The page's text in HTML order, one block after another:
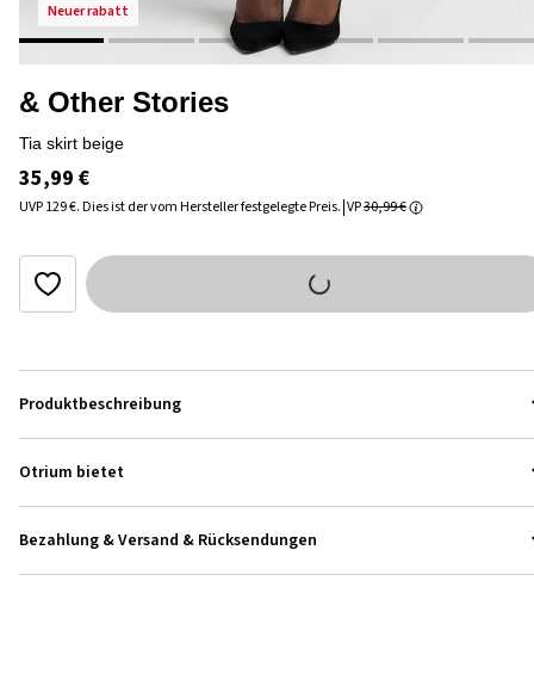
neuer rabatt
& Other Stories
tia skirt beige
35,99 €
UVP129 €.Dies ist der vom Hersteller festgelegte Preis. VP30,99 €
Produktbeschreibung
Otrium bietet
Bezahlung & Versand & Rücksendungen